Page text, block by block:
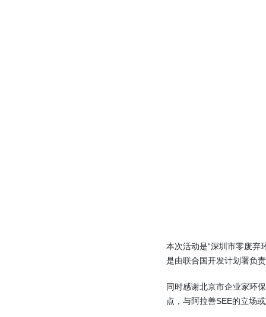
本次活动是“深圳市零废弃
是由联合国开发计划署负
同时感谢北京市企业家环
点，与阿拉善SEE的立场